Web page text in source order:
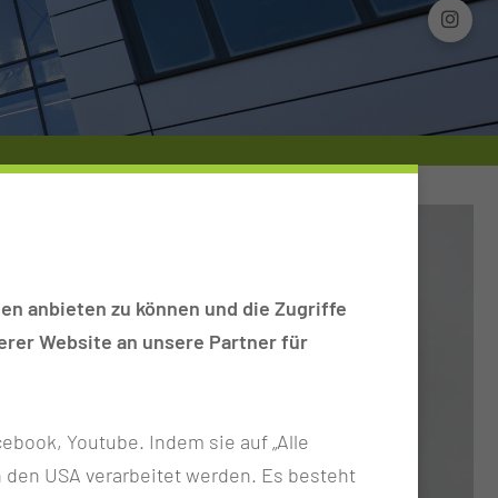
anbieten zu können und die Zugriffe
Website an unsere Partner für
Youtube. Indem sie auf „Alle
den USA verarbeitet werden. Es besteht